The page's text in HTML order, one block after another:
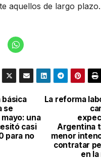
aquellos de largo plazo.
La reforma
Argentina
menor
contratar
en
básica
se
una
casi
para no